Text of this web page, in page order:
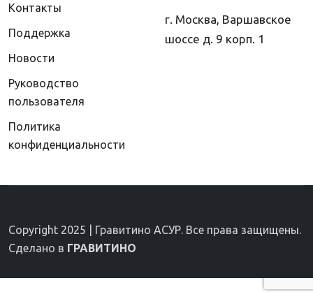
Контакты
Поддержка
Новости
Руководство
пользователя
Политика
конфиденциальности
г. Москва, Варшавское
шоссе д. 9 корп. 1
Copyright 2025 | Гравитино АСУР. Все права защищены.
Сделано в ГРАВИТИНО